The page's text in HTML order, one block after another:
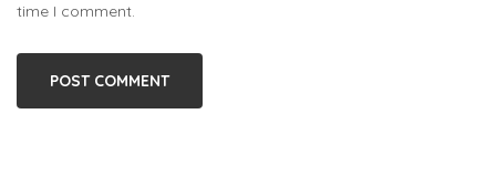
time I comment.